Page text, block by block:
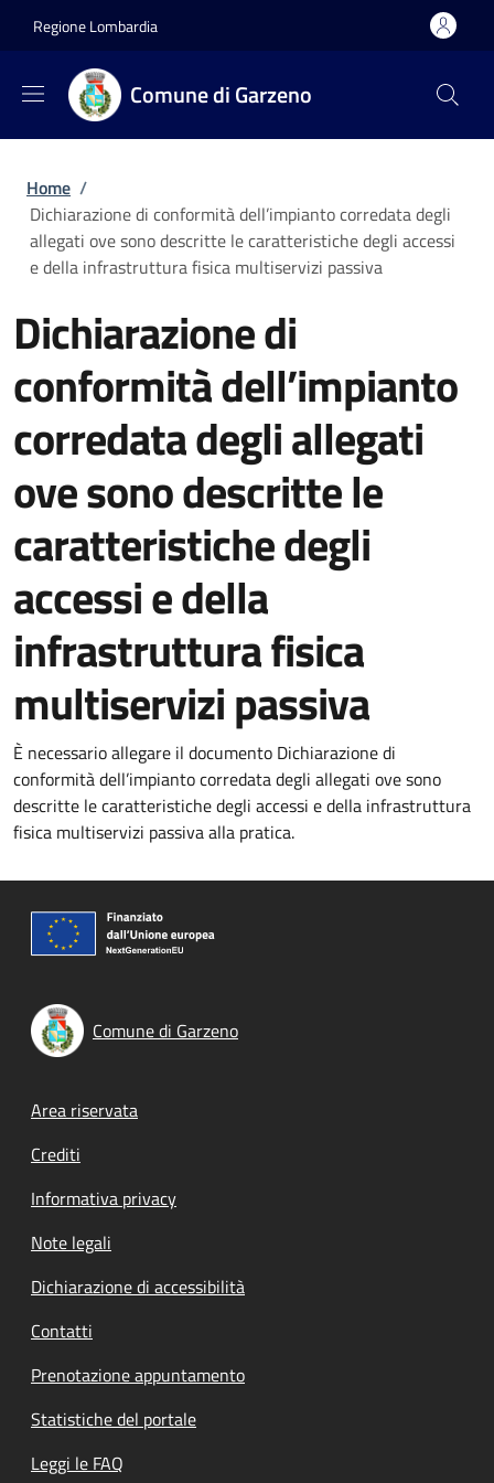
Regione Lombardia
Comune di Garzeno
Briciole di pane
Home /
Dichiarazione di conformità dell’impianto corredata degli
allegati ove sono descritte le caratteristiche degli accessi
e della infrastruttura fisica multiservizi passiva
Dichiarazione di
conformità dell’impianto
corredata degli allegati
ove sono descritte le
caratteristiche degli
accessi e della
infrastruttura fisica
multiservizi passiva
È necessario allegare il documento Dichiarazione di
conformità dell’impianto corredata degli allegati ove sono
descritte le caratteristiche degli accessi e della infrastruttura
fisica multiservizi passiva alla pratica.
Comune di Garzeno
Footer menu
Area riservata
Crediti
Informativa privacy
Note legali
Dichiarazione di accessibilità
Contatti
Prenotazione appuntamento
Statistiche del portale
Leggi le FAQ